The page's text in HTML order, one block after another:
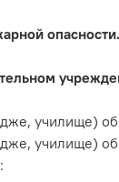
опасности.
училище)
училище)